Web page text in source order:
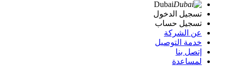
Dubai
تسجيل الدخول
تسجيل حساب
عن الشركة
خدمة التوصيل
إتصل بنا
لمساعدة